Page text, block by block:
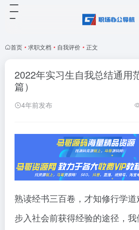
首页 • 求职文档 • 自我评价 • 正文
2022年实习生自我总结通用
篇）
4年前发布
熟读经书三百卷，才知修行学
步入社会前获得经验的途径，